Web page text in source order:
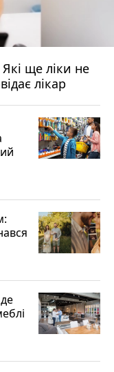
Які ще ліки не
лікар